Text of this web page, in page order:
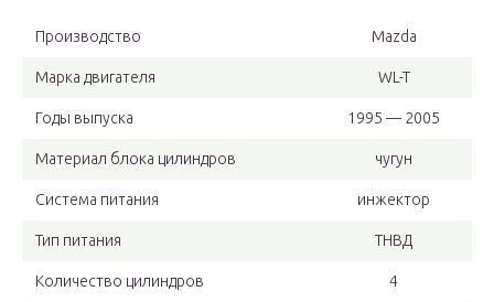
Производство Mazda
Марка двигателя WL-T
Годы выпуска 1995 — 2005
Материал блока цилиндров чугун
Система питания инжектор
Тип питания ТНВД
Количество цилиндров 4